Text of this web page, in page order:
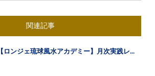
関連記事
【ロンジェ琉球風水アカデミー】月次実践レ...